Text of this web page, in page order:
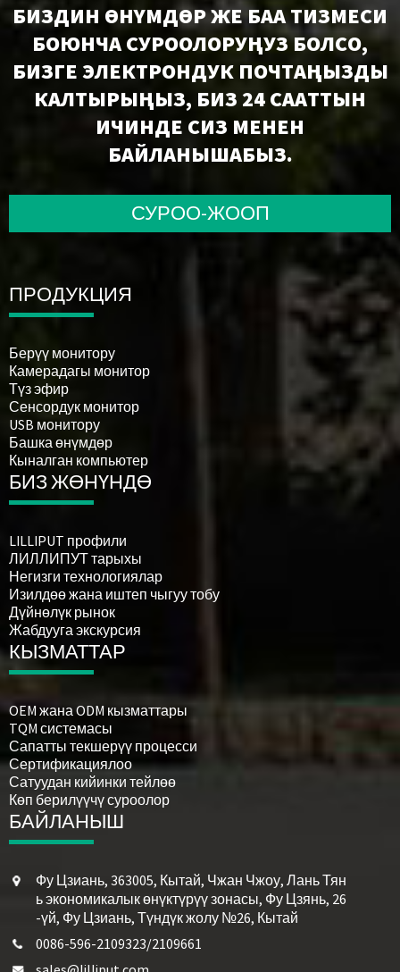
БИЗДИН ӨНҮМДӨР ЖЕ БАА ТИЗМЕСИ
БОЮНЧА СУРООЛОРУҢУЗ БОЛСО,
БИЗГЕ ЭЛЕКТРОНДУК ПОЧТАҢЫЗДЫ
КАЛТЫРЫҢЫЗ, БИЗ 24 СААТТЫН
ИЧИНДЕ СИЗ МЕНЕН
БАЙЛАНЫШАБЫЗ.
СУРОО-ЖООП
ПРОДУКЦИЯ
Берүү монитору
Камерадагы монитор
Түз эфир
Сенсордук монитор
USB монитору
Башка өнүмдөр
Кыналган компьютер
БИЗ ЖӨНҮНДӨ
LILLIPUT профили
ЛИЛЛИПУТ тарыхы
Негизги технологиялар
Изилдөө жана иштеп чыгуу тобу
Дүйнөлүк рынок
Жабдууга экскурсия
КЫЗМАТТАР
OEM жана ODM кызматтары
TQM системасы
Сапатты текшерүү процесси
Сертификациялоо
Сатуудан кийинки тейлөө
Көп берилүүчү суроолор
БАЙЛАНЫШ
Фу Цзиань, 363005, Кытай, Чжан Чжоу, Лань Тян
ь экономикалык өнүктүрүү зонасы, Фу Цзянь, 26
-үй, Фу Цзиань, Түндүк жолу №26, Кытай
0086-596-2109323/2109661